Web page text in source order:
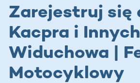
Zarejestruj się
Kacpra i
Widuchowa |
Motocyklowy